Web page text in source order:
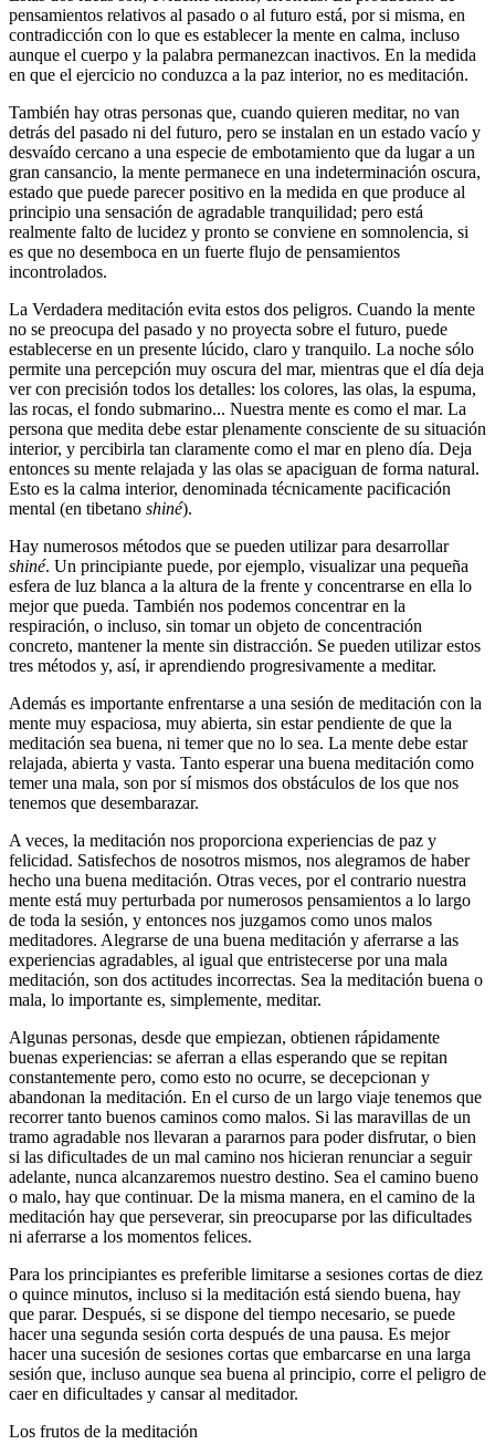
pensamientos relativos al pasado o al futuro está, por si misma, en
contradicción con lo que es establecer la mente en calma, incluso
aunque el cuerpo y la palabra permanezcan inactivos. En la medida
en que el ejercicio no conduzca a la paz interior, no es meditación.
También hay otras personas que, cuando quieren meditar, no van
detrás del pasado ni del futuro, pero se instalan en un estado vacío y
desvaído cercano a una especie de embotamiento que da lugar a un
gran cansancio, la mente permanece en una indeterminación oscura,
estado que puede parecer positivo en la medida en que produce al
principio una sensación de agradable tranquilidad; pero está
realmente falto de lucidez y pronto se conviene en somnolencia, si
es que no desemboca en un fuerte flujo de pensamientos
incontrolados.
La Verdadera meditación evita estos dos peligros. Cuando la mente
no se preocupa del pasado y no proyecta sobre el futuro, puede
establecerse en un presente lúcido, claro y tranquilo. La noche sólo
permite una percepción muy oscura del mar, mientras que el día deja
ver con precisión todos los detalles: los colores, las olas, la espuma,
las rocas, el fondo submarino... Nuestra mente es como el mar. La
persona que medita debe estar plenamente consciente de su situación
interior, y percibirla tan claramente como el mar en pleno día. Deja
entonces su mente relajada y las olas se apaciguan de forma natural.
Esto es la calma interior, denominada técnicamente pacificación
mental (en tibetano shiné).
Hay numerosos métodos que se pueden utilizar para desarrollar
shiné. Un principiante puede, por ejemplo, visualizar una pequeña
esfera de luz blanca a la altura de la frente y concentrarse en ella lo
mejor que pueda. También nos podemos concentrar en la
respiración, o incluso, sin tomar un objeto de concentración
concreto, mantener la mente sin distracción. Se pueden utilizar estos
tres métodos y, así, ir aprendiendo progresivamente a meditar.
Además es importante enfrentarse a una sesión de meditación con la
mente muy espaciosa, muy abierta, sin estar pendiente de que la
meditación sea buena, ni temer que no lo sea. La mente debe estar
relajada, abierta y vasta. Tanto esperar una buena meditación como
temer una mala, son por sí mismos dos obstáculos de los que nos
tenemos que desembarazar.
A veces, la meditación nos proporciona experiencias de paz y
felicidad. Satisfechos de nosotros mismos, nos alegramos de haber
hecho una buena meditación. Otras veces, por el contrario nuestra
mente está muy perturbada por numerosos pensamientos a lo largo
de toda la sesión, y entonces nos juzgamos como unos malos
meditadores. Alegrarse de una buena meditación y aferrarse a las
experiencias agradables, al igual que entristecerse por una mala
meditación, son dos actitudes incorrectas. Sea la meditación buena o
mala, lo importante es, simplemente, meditar.
Algunas personas, desde que empiezan, obtienen rápidamente
buenas experiencias: se aferran a ellas esperando que se repitan
constantemente pero, como esto no ocurre, se decepcionan y
abandonan la meditación. En el curso de un largo viaje tenemos que
recorrer tanto buenos caminos como malos. Si las maravillas de un
tramo agradable nos llevaran a pararnos para poder disfrutar, o bien
si las dificultades de un mal camino nos hicieran renunciar a seguir
adelante, nunca alcanzaremos nuestro destino. Sea el camino bueno
o malo, hay que continuar. De la misma manera, en el camino de la
meditación hay que perseverar, sin preocuparse por las dificultades
ni aferrarse a los momentos felices.
Para los principiantes es preferible limitarse a sesiones cortas de diez
o quince minutos, incluso si la meditación está siendo buena, hay
que parar. Después, si se dispone del tiempo necesario, se puede
hacer una segunda sesión corta después de una pausa. Es mejor
hacer una sucesión de sesiones cortas que embarcarse en una larga
sesión que, incluso aunque sea buena al principio, corre el peligro de
caer en dificultades y cansar al meditador.
Los frutos de la meditación